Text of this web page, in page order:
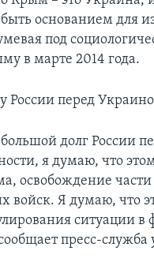
основанием для
под
в марте 2014 года.
перед
долг России
я думаю, что
освобождение
войск. Я думаю, что
ситуации в
пресс-служба